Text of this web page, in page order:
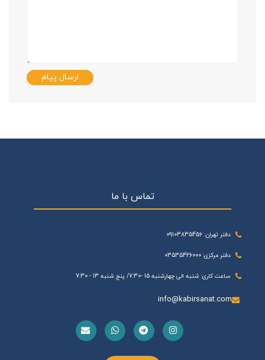
ارسال پیام
تماس با ما
دفتر تهران: 09103835456
دفتر مرکزی: 03535426000
ساعت کاری: شنبه الی چهارشنبه 15 -7:30/ پنج شنبه 13 - 7:30
info@kabirsanat.com